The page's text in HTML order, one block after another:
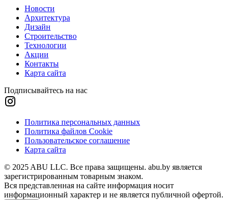
Новости
Архитектура
Дизайн
Строительство
Технологии
Акции
Контакты
Карта сайта
Подписывайтесь на нас
Политика персональных данных
Политика файлов Cookie
Пользовательское соглашение
Карта сайта
© 2025 ABU LLC. Все права защищены. abu.by является
зарегистрированным товарным знаком.
Вся представленная на сайте информация носит
информационный характер и не является публичной офертой.